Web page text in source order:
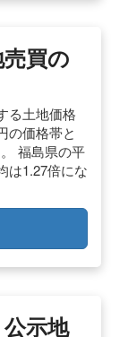
買の
る土地価格
の価格帯と
福島県の平
は1.27倍にな
示地